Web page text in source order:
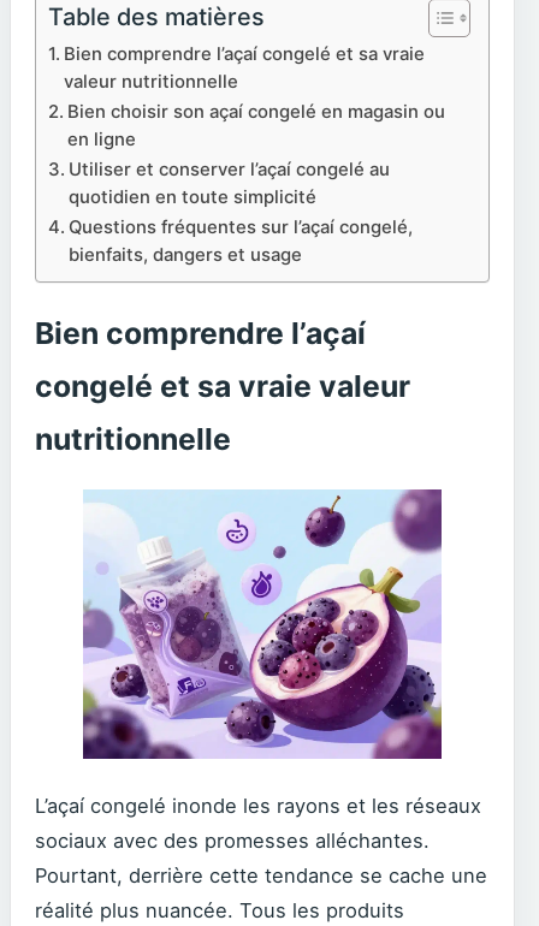
Table des matières
Bien comprendre l’açaí congelé et sa vraie
valeur nutritionnelle
Bien choisir son açaí congelé en magasin ou
en ligne
Utiliser et conserver l’açaí congelé au
quotidien en toute simplicité
Questions fréquentes sur l’açaí congelé,
bienfaits, dangers et usage
Bien comprendre l’açaí
congelé et sa vraie valeur
nutritionnelle
L’açaí congelé inonde les rayons et les réseaux
sociaux avec des promesses alléchantes.
Pourtant, derrière cette tendance se cache une
réalité plus nuancée. Tous les produits